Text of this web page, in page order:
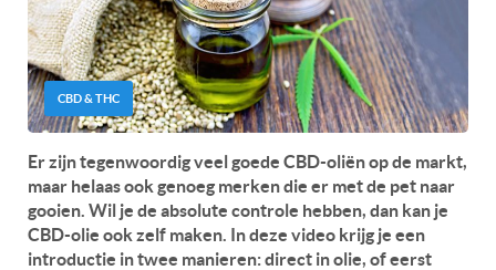
CBD & THC
Er zijn tegenwoordig veel goede CBD-oliën op de markt,
maar helaas ook genoeg merken die er met de pet naar
gooien. Wil je de absolute controle hebben, dan kan je
CBD-olie ook zelf maken. In deze video krijg je een
introductie in twee manieren: direct in olie, of eerst